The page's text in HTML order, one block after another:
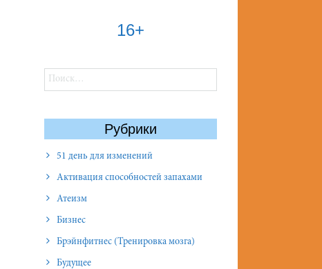
16+
Найти:
Рубрики
51 день для изменений
Активация способностей запахами
Атеизм
Бизнес
Брэйнфитнес (Тренировка мозга)
Будущее